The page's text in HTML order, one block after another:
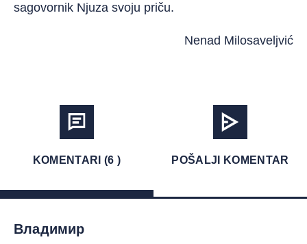
sagovornik Njuza svoju priču.
Nenad Milosaveljvić
KOMENTARI (6 ) POŠALJI KOMENTAR
Владимир